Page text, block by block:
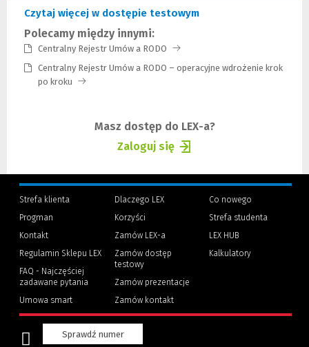
Czytaj więcej w dostępie testowym
Polecamy między innymi:
Centralny Rejestr Umów a RODO
Centralny Rejestr Umów a RODO – operacyjne wdrożenie krok
po kroku
strony)
Masz dostęp do LEX-a?
Zaloguj się
(Nowe
okno)
(Link
do
innej
strony)
Strefa klienta
Progman
Kontakt
Regulamin Sklepu LEX
FAQ - Najczęściej
zadawane pytania
Umowa smart
Dlaczego LEX
Korzyści
Zamów LEX-a
Zamów dostęp
testowy
Zamów prezentacje
Zamów kontakt
Co nowego
Strefa studenta
LEX HUB
innej
strony)
Kalkulatory
Sprawdź numer